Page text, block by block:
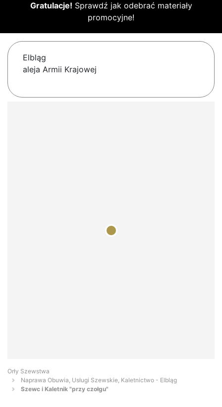
Gratulacje! Sprawdź jak odebrać materiały
promocyjne!
Elbląg
aleja Armii Krajowej
Orły Szewstwa
Naprawa Obuwia, Usługi Szewskie, Kaletnictwo - Elbląg
Szewc i Kaletnik "przy czołgu"